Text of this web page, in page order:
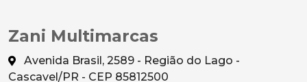
Zani Multimarcas
Avenida Brasil, 2589 - Região do Lago -
Cascavel/PR - CEP 85812500